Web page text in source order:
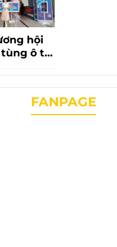
hội
ô tô
tùng
liên
FANPAGE